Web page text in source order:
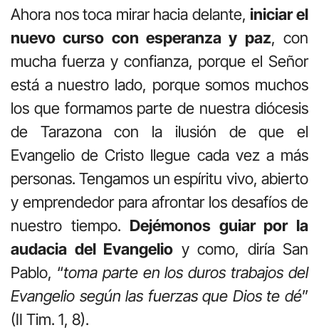
Ahora nos toca mirar hacia delante, iniciar el
nuevo curso con esperanza y paz, con
mucha fuerza y confianza, porque el Señor
está a nuestro lado, porque somos muchos
los que formamos parte de nuestra diócesis
de Tarazona con la ilusión de que el
Evangelio de Cristo llegue cada vez a más
personas. Tengamos un espíritu vivo, abierto
y emprendedor para afrontar los desafíos de
nuestro tiempo. Dejémonos guiar por la
audacia del Evangelio y como, diría San
Pablo, “toma parte en los duros trabajos del
Evangelio según las fuerzas que Dios te dé”
(II Tim. 1, 8).